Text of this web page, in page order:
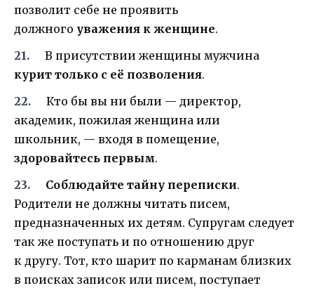
позволит себе не проявить
должного уважения к женщине.
В присутствии женщины мужчина
курит только с её позволения.
Кто бы вы ни были — директор,
академик, пожилая женщина или
школьник, — входя в помещение,
здоровайтесь первым.
Соблюдайте тайну переписки.
Родители не должны читать писем,
предназначенных их детям. Супругам следует
так же поступать и по отношению друг
к другу. Тот, кто шарит по карманам близких
в поисках записок или писем, поступает